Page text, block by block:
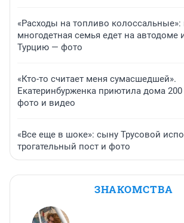
«Расходы на топливо колоссальные»:
многодетная семья едет на автодоме
Турцию — фото
«Кто-то считает меня сумасшедшей».
Екатеринбурженка приютила дома
фото и видео
«Все еще в шоке»: сыну Трусовой
трогательный пост и фото
ЗНАКОМСТВА